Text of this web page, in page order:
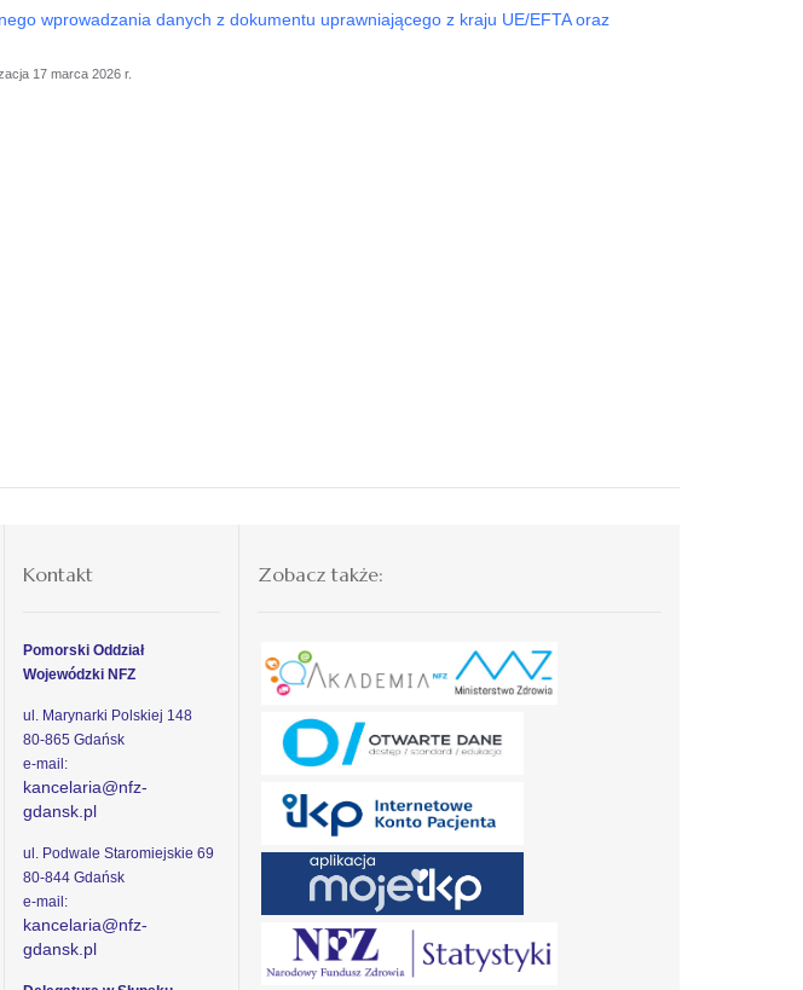
wprowadzania danych z dokumentu uprawniającego z kraju UE/EFTA oraz
17 marca 2026 r.
Kontakt
Pomorski Oddział
Wojewódzki NFZ
ul. Marynarki Polskiej 148
80-865 Gdańsk
e-mail:
kancelaria@nfz-
gdansk.pl
ul. Podwale Staromiejskie 69
80-844 Gdańsk
e-mail:
kancelaria@nfz-
gdansk.pl
Zobacz także: